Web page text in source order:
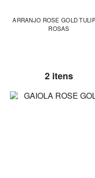
ARRANJO ROSE GOLD
ROSAS
2 itens